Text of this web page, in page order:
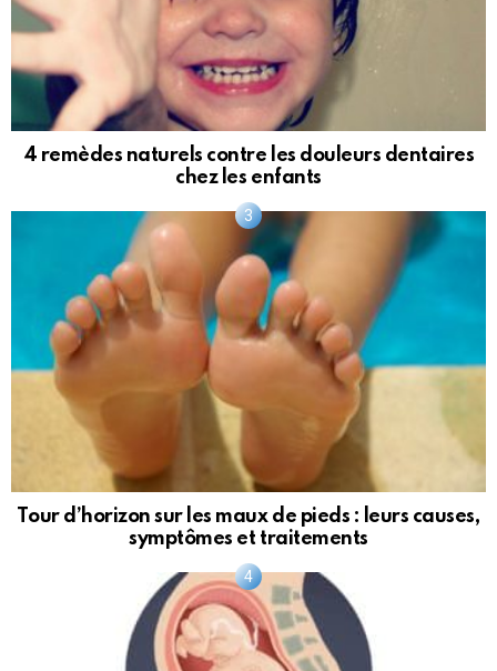
4 remèdes naturels contre les douleurs dentaires
chez les enfants
Tour d’horizon sur les maux de pieds : leurs causes,
symptômes et traitements